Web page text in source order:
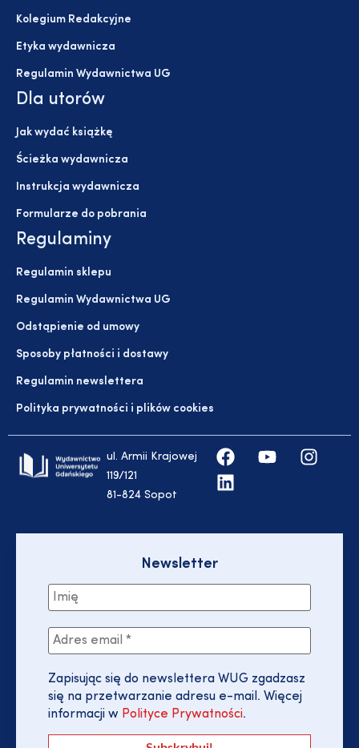
Kolegium Redakcyjne
Etyka wydawnicza
Regulamin Wydawnictwa UG
Dla utorów
Jak wydać książkę
Ścieżka wydawnicza
Instrukcja wydawnicza
Formularze do pobrania
Regulaminy
Regulamin sklepu
Regulamin Wydawnictwa UG
Odstąpienie od umowy
Sposoby płatności i dostawy
Regulamin newslettera
Polityka prywatności i plików cookies
ul. Armii Krajowej
119/121
81-824 Sopot
Newsletter
Zapisując się do newslettera WUG zgadzasz
się na przetwarzanie adresu e-mail. Więcej
informacji w Polityce Prywatności.